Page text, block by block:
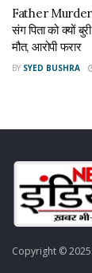
की जा रही है।
पहले भी थे
बयान के बाद ही
Tags:
uttar
Father Murder
संग पिता को क्यों
मौत, आरोपी फरार
BY SYED BUSHRA
Copyright ©